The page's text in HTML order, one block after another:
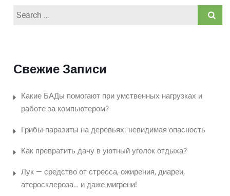
Search
Свежие Записи
Какие БАДы помогают при умственных нагрузках и
работе за компьютером?
Грибы-паразиты на деревьях: невидимая опасность
Как превратить дачу в уютный уголок отдыха?
Лук — средство от стресса, ожирения, диареи,
атеросклероза… и даже мигрени!